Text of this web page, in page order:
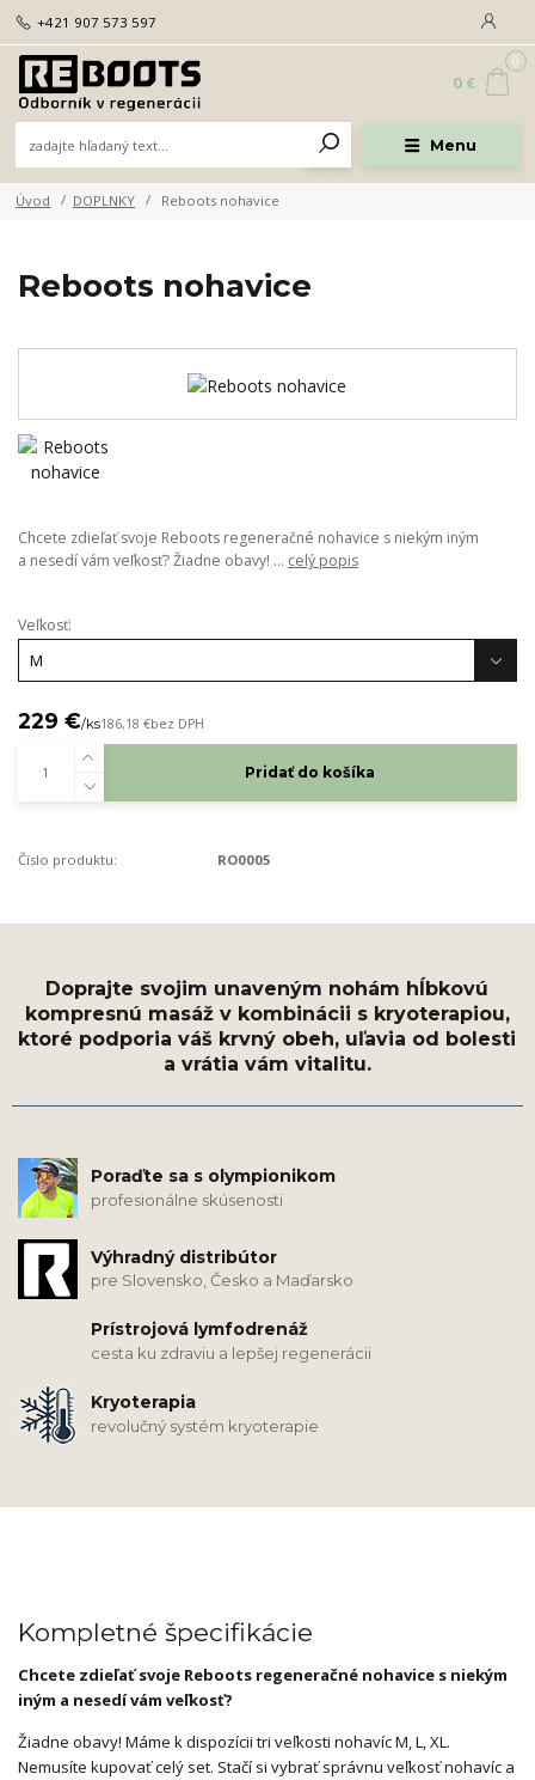
Menu
+421 907 573 597
0
0 €
Úvod DOPLNKY Reboots nohavice
Reboots nohavice
Chcete zdieľať svoje Reboots regeneračné nohavice s niekým iným
a nesedí vám veľkosť? Žiadne obavy! ... celý popis
Veľkosť:
229 €/ks186,18 €bez DPH
Pridať do košíka
Číslo produktu: RO0005
Poraďte sa s olympionikom
profesionálne skúsenosti
Výhradný distribútor
pre Slovensko, Česko a Maďarsko
Prístrojová lymfodrenáž
cesta ku zdraviu a lepšej regenerácii
Kryoterapia
revolučný systém kryoterapie
Kompletné špecifikácie
Chcete zdieľať svoje Reboots regeneračné nohavice s niekým
iným a nesedí vám veľkosť?
Žiadne obavy! Máme k dispozícii tri veľkosti nohavíc M, L, XL.
Nemusíte kupovať celý set. Stačí si vybrať správnu veľkosť nohavíc a